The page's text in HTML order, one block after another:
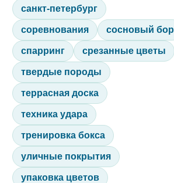
санкт-петербург
соревнования сосновый бор
спарринг срезанные цветы
твердые породы
террасная доска
техника удара
тренировка бокса
уличные покрытия
упаковка цветов